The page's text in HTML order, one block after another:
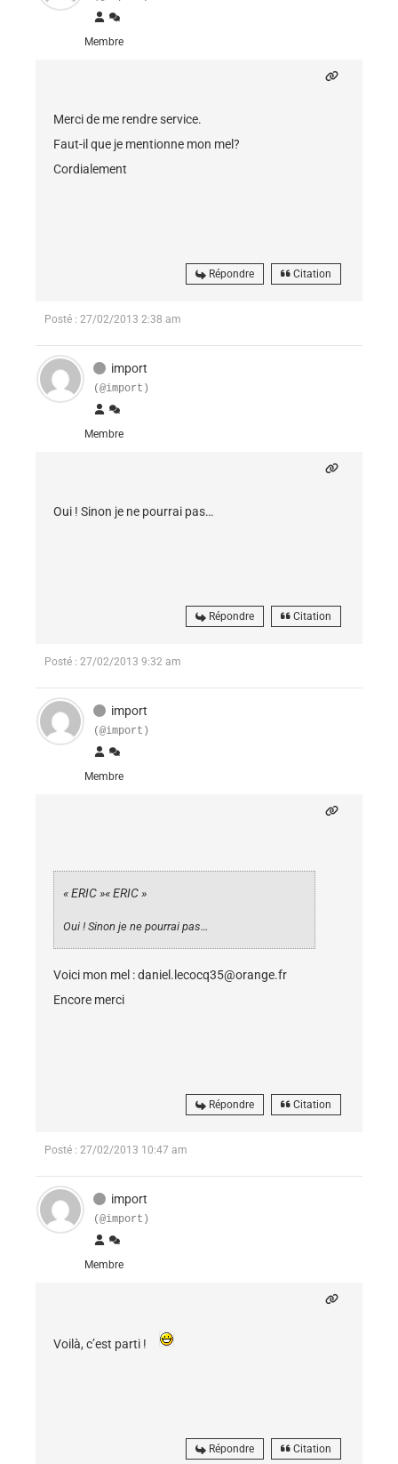
Membre
Merci de me rendre service.
Faut-il que je mentionne mon mel?
Cordialement
Répondre Citation
Posté : 27/02/2013 2:38 am
import
(@import)
Membre
Oui ! Sinon je ne pourrai pas…
Répondre Citation
Posté : 27/02/2013 9:32 am
import
(@import)
Membre
« ERIC »« ERIC »
Oui ! Sinon je ne pourrai pas…
Voici mon mel :daniel.lecocq35@orange.fr
Encore merci
Répondre Citation
Posté : 27/02/2013 10:47 am
import
(@import)
Membre
Voilà, c’est parti !
Répondre Citation